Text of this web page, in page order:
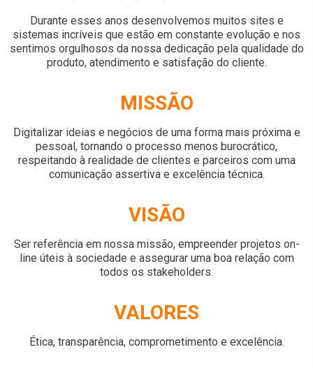
Durante esses anos desenvolvemos muitos sites e
sistemas incríveis que estão em constante evolução e nos
sentimos orgulhosos da nossa dedicação pela qualidade do
produto, atendimento e satisfação do cliente.
MISSÃO
Digitalizar ideias e negócios de uma forma mais próxima e
pessoal, tornando o processo menos burocrático,
respeitando à realidade de clientes e parceiros com uma
comunicação assertiva e excelência técnica.
VISÃO
Ser referência em nossa missão, empreender projetos on-
line úteis à sociedade e assegurar uma boa relação com
todos os stakeholders.
VALORES
Ética, transparência, comprometimento e excelência.